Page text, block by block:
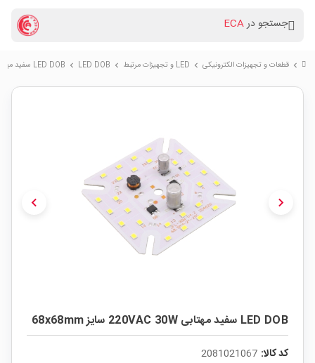
جستجو درECA
chevron_right قطعات و تجهیزات الکترونیکی chevron_right LED و تجهیزات مرتبط chevron_right
LED DOB
chevron_right LED DOB سفید مهتابی 220VAC 30W سایز 68x68mm
chevron_left chevron_right
LED DOB سفید مهتابی 220VAC 30W سایز 68x68mm
کد کالا: 2081021067